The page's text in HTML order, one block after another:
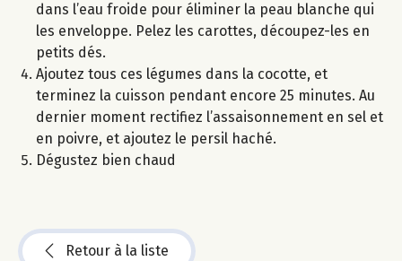
dans l’eau froide pour éliminer la peau blanche qui
les enveloppe. Pelez les carottes, découpez-les en
petits dés.
Ajoutez tous ces légumes dans la cocotte, et
terminez la cuisson pendant encore 25 minutes. Au
dernier moment rectifiez l’assaisonnement en sel et
en poivre, et ajoutez le persil haché.
Dégustez bien chaud
Retour à la liste